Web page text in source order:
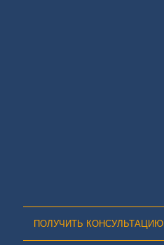
ПОЛУЧИТЬ КОНСУЛЬТАЦИЮ